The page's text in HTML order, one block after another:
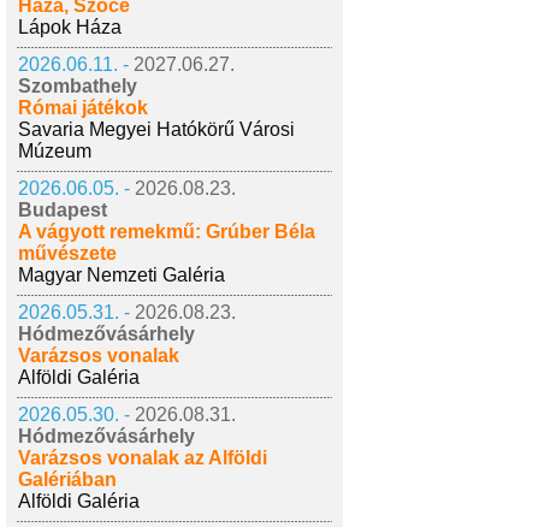
Háza, Szőce
Lápok Háza
2026.06.11. - 2027.06.27.
Szombathely
Római játékok
Savaria Megyei Hatókörű Városi
Múzeum
2026.06.05. - 2026.08.23.
Budapest
A vágyott remekmű: Grúber Béla
művészete
Magyar Nemzeti Galéria
2026.05.31. - 2026.08.23.
Hódmezővásárhely
Varázsos vonalak
Alföldi Galéria
2026.05.30. - 2026.08.31.
Hódmezővásárhely
Varázsos vonalak az Alföldi
Galériában
Alföldi Galéria